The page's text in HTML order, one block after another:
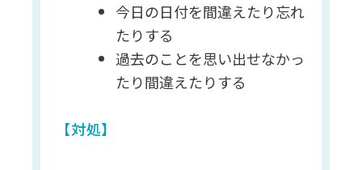
今日の日付を間違えたり忘れ
たりする
過去のことを思い出せなかっ
たり間違えたりする
【対処】